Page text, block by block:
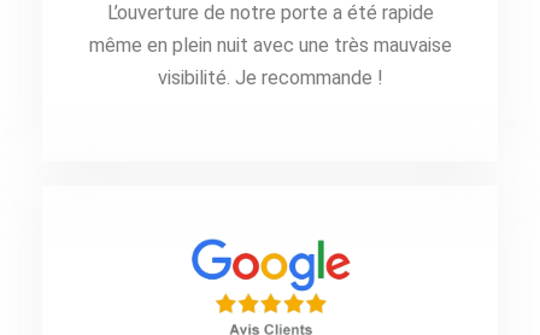
L’ouverture de notre porte a été rapide
même en plein nuit avec une très mauvaise
visibilité. Je recommande !